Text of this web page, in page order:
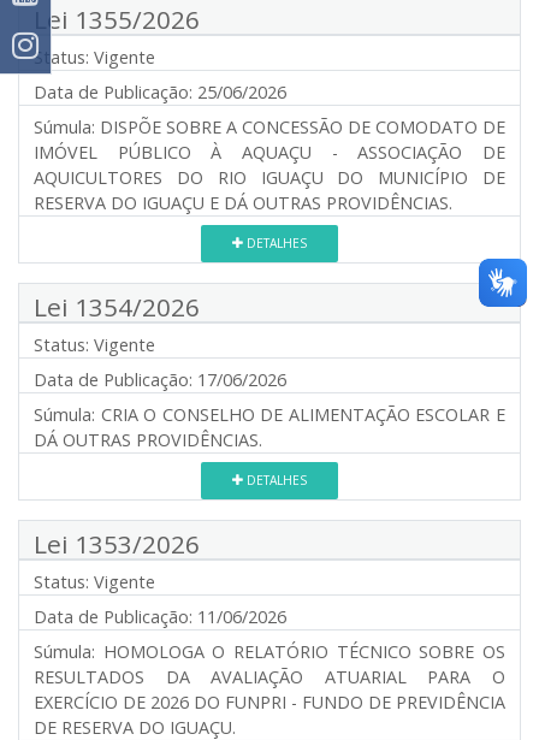
Lei 1355/2026
Status: Vigente
Data de Publicação: 25/06/2026
Súmula: DISPÕE SOBRE A CONCESSÃO DE COMODATO DE
IMÓVEL PÚBLICO À AQUAÇU - ASSOCIAÇÃO DE
AQUICULTORES DO RIO IGUAÇU DO MUNICÍPIO DE
RESERVA DO IGUAÇU E DÁ OUTRAS PROVIDÊNCIAS.
DETALHES
Lei 1354/2026
Status: Vigente
Data de Publicação: 17/06/2026
Súmula: CRIA O CONSELHO DE ALIMENTAÇÃO ESCOLAR E
DÁ OUTRAS PROVIDÊNCIAS.
DETALHES
Lei 1353/2026
Status: Vigente
Data de Publicação: 11/06/2026
Súmula: HOMOLOGA O RELATÓRIO TÉCNICO SOBRE OS
RESULTADOS DA AVALIAÇÃO ATUARIAL PARA O
EXERCÍCIO DE 2026 DO FUNPRI - FUNDO DE PREVIDÊNCIA
DE RESERVA DO IGUAÇU.